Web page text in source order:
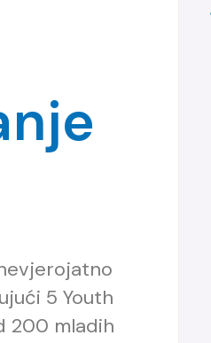
5 Youth
200 mladih